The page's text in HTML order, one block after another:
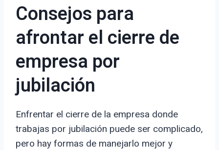
Consejos para
afrontar el cierre de
empresa por
jubilación
Enfrentar el cierre de la empresa donde
trabajas por jubilación puede ser complicado,
pero hay formas de manejarlo mejor y